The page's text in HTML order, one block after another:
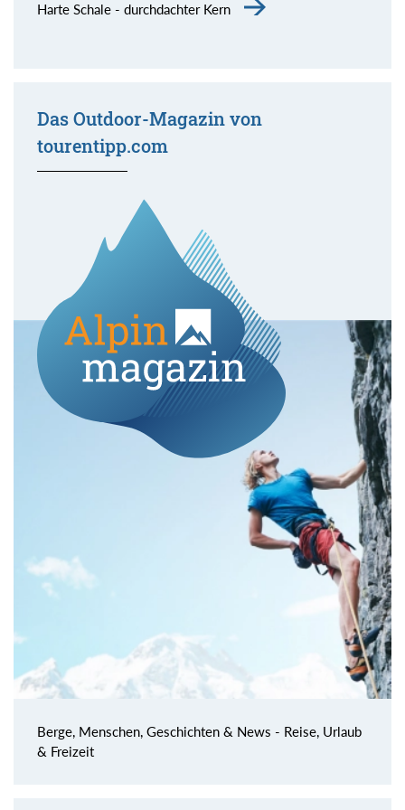
Harte Schale - durchdachter Kern
Das Outdoor-Magazin von
tourentipp.com
Berge, Menschen, Geschichten & News - Reise, Urlaub
& Freizeit